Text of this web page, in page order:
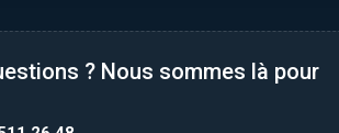
? Nous sommes là pour